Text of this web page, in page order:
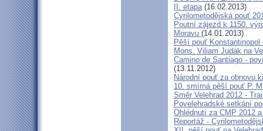
II. etapa(16.02.2013)
Cyrilometodějská pouť
Poutní zájezd k 1150.
Moravu (14.01.2013)
Pěší pouť Konstantinopol
Mons. Viliam Judák na
Camino de Santiago -
(13.11.2012)
Národní pouť za obnovu
10. smírná pěší pouť P.
Směr Velehrad 2012 -
Povelehradské setkání
Ohlédnutí za CMP 2012
Reportáž -